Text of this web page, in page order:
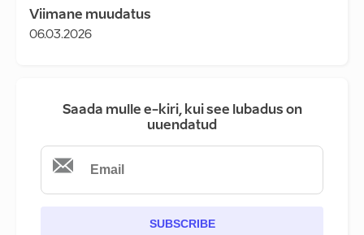
Viimane muudatus
06.03.2026
Saada mulle e-kiri, kui see lubadus on
uuendatud
SUBSCRIBE